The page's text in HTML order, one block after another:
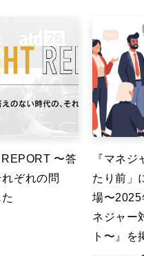
REPORT 〜答
ぞれの問
『マネ
たり前」
場〜2025
ネジャー
ト〜』を